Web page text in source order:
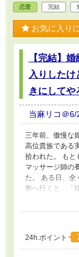
恋愛 完結
お気に入り
【完結】
入りした
きにしてや
当麻リコ＠
三年前、傲慢な
高位貴族である
拾われた。 もと
マッサージ師の
た。 ある日、全
敷へ行くと、「
アの元婚約者と
った。 後宮初
で、処女だと告
――。 その態度
たマッサージの
24h.ポイント